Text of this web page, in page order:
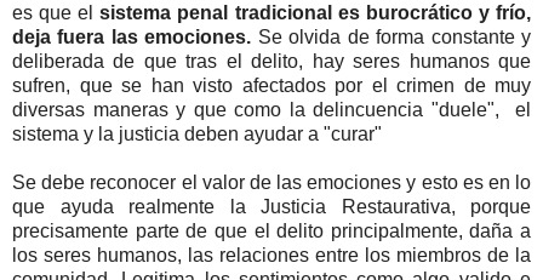
es que elsistema penal tradicional es burocrático y frío,
deja fuera las emociones. Se olvida de forma constante y
deliberada de que tras el delito, hay seres humanos que
sufren, que se han visto afectados por el crimen de muy
diversas maneras y que como la delincuencia "duele", el
sistema y la justicia deben ayudar a "curar"
Se debe reconocer el valor de las emociones y esto es en lo
que ayuda realmente la Justicia Restaurativa, porque
precisamente parte de que el delito principalmente, daña a
los seres humanos, las relaciones entre los miembros de la